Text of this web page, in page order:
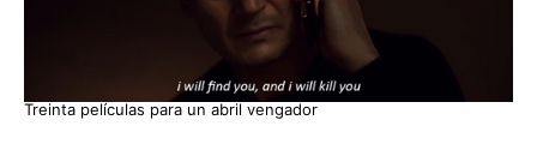
Treinta películas para un abril vengador